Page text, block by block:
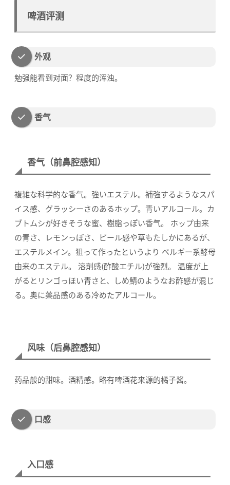
啤酒评测
外观
勉强能看到对面？程度的浑浊。
香气
香气（前鼻腔感知）
複雑な科学的な香气。強いエステル。補強するようなスパ
イス感、グラッシーさのあるホップ。青いアルコール。カ
ブトムシが好きそうな蜜、樹脂っぽい香气。 ホップ由来
の青さ、レモンっぽさ、ピール感や草もたしかにあるが、
エステルメイン。狙って作ったというより ベルギー系酵母
由来のエステル。 溶剤感(酢酸エチル)が強烈。 温度が上
がるとリンゴっほい青さと、しめ鯖のようなお酢感が混じ
る。奥に薬品感のある冷めたアルコール。
风味（后鼻腔感知）
药品般的甜味。酒精感。略有啤酒花来源的橘子酱。
口感
入口感